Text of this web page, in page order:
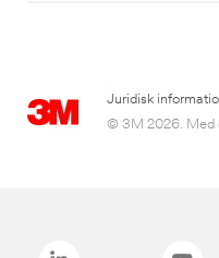
Juridisk
© 3M 2026. Med